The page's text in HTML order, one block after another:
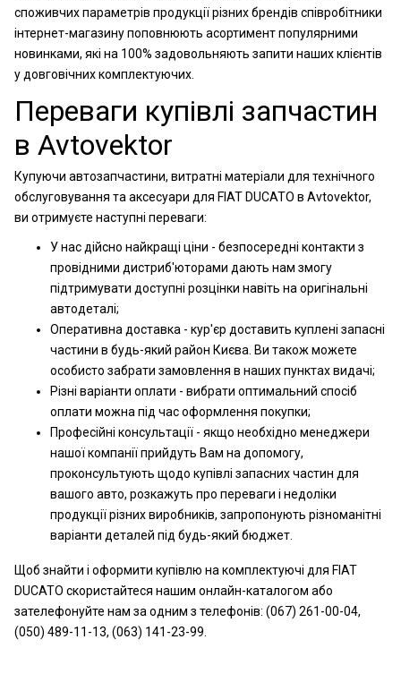
споживчих параметрів продукції різних брендів співробітники
інтернет-магазину поповнюють асортимент популярними
новинками, які на 100% задовольняють запити наших клієнтів
у довговічних комплектуючих.
Переваги купівлі запчастин
в Avtovektor
Купуючи автозапчастини, витратні матеріали для технічного
обслуговування та аксесуари для FIAT DUCATO в Avtovektor,
ви отримуєте наступні переваги:
У нас дійсно найкращі ціни - безпосередні контакти з
провідними дистриб'юторами дають нам змогу
підтримувати доступні розцінки навіть на оригінальні
автодеталі;
Оперативна доставка - кур'єр доставить куплені запасні
частини в будь-який район Києва. Ви також можете
особисто забрати замовлення в наших пунктах видачі;
Різні варіанти оплати - вибрати оптимальний спосіб
оплати можна під час оформлення покупки;
Професійні консультації - якщо необхідно менеджери
нашої компанії прийдуть Вам на допомогу,
проконсультують щодо купівлі запасних частин для
вашого авто, розкажуть про переваги і недоліки
продукції різних виробників, запропонують різноманітні
варіанти деталей під будь-який бюджет.
Щоб знайти і оформити купівлю на комплектуючі для FIAT
DUCATO скористайтеся нашим онлайн-каталогом або
зателефонуйте нам за одним з телефонів: (067) 261-00-04,
(050) 489-11-13, (063) 141-23-99.